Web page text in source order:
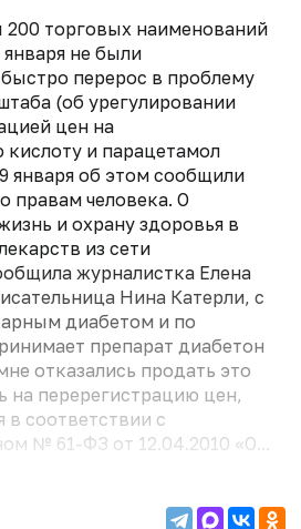
200 торговых наименований
не были
перерос в проблему
(об урегулировании
цен на
и парацетамол
января об этом сообщили
правам человека. О
и охрану здоровья в
из сети
журналистка Елена
Нина Катерли, с
диабетом и по
препарат диабетон
отказались продать это
на перерегистрацию цен,
в соответствии с
№ 61-ФЗ от 12.04.2010 «О...